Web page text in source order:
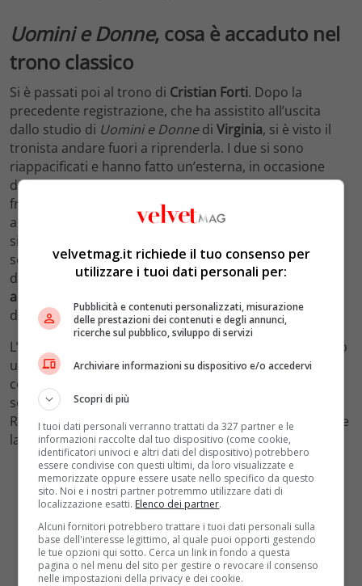
Uomini e Donne, cosa è accaduto nel
trono classico
Si è passati poi al trono di Cristian Forti. Dopo la
precedente registrazione, che ha assistito all’uscita
dallo studio di Uomini e Donnedi Virginia, si è visto il
tronista andare fuori a riprenderla. I due si sono
riappacificati e hanno fatto un’esterna, in occasione
della quale la corteggiatrice gli ha fatto trovare delle
frasi scritte sulle magliette, con cui confessava di
apprezzare il suo carattere, le sue fossette. La ragazza
si è poi fatta trovare con addosso una maglietta con su
scritto “Ho bisogno di te“, suscitando la commozione
del tronista. Tra i due è scattato il bacio eValentina ha
abbandonato lo studio
due non sono più rientrati.
L’attenzione si è spostata su Ida Platano, che ha vissuto
un’esterna conErnesto. Per lei è poi arrivato un
corteggiatore, tutto tatuato, di nome
scelto di non farlo rimanere e lo ha salutato. Intanto,
Renata e Vincenzo hanno dichiarato di voler proseguire
la loro conoscenza.
velvetmag.it richiede il tuo consenso per
utilizzare i tuoi dati personali per:
Pubblicità e contenuti personalizzati, misurazione
delle prestazioni dei contenuti e degli annunci,
ricerche sul pubblico, sviluppo di servizi
Archiviare informazioni su dispositivo e/o accedervi
Scopri di più
I tuoi dati personali verranno trattati da 327 partner e le
informazioni raccolte dal tuo dispositivo (come cookie,
identificatori univoci e altri dati del dispositivo) potrebbero
essere condivise con questi ultimi, da loro visualizzate e
memorizzate oppure essere usate nello specifico da questo
sito. Noi e i nostri partner potremmo utilizzare dati di
localizzazione esatti. Elenco dei partner.
Alcuni fornitori potrebbero trattare i tuoi dati personali sulla
base dell'interesse legittimo, al quale puoi opporti gestendo
le tue opzioni qui sotto. Cerca un link in fondo a questa
pagina o nel menu del sito per gestire o revocare il consenso
nelle impostazioni della privacy e dei cookie.